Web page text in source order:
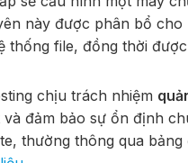
này được phân bổ
thống file, đồng thời được
chịu trách nhiệm
đảm bảo sự ổn định
thường thông qua